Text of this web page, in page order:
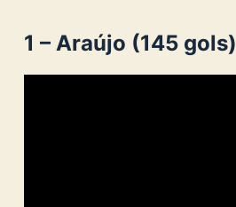
1 – Araújo (145 gols)